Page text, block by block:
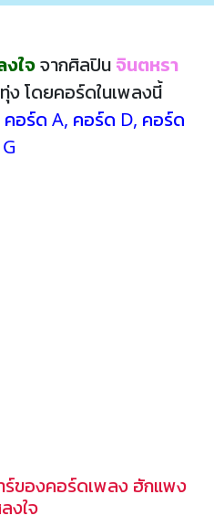
ใจจากศิลปิน จินตหรา
ง โดยคอร์ดในเพลงนี้
คอร์ด A, คอร์ด D, คอร์ด
ของคอร์ดเพลง ฮักแพง
งใจ